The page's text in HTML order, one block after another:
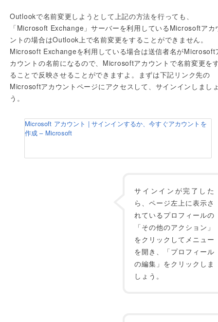
Outlookで名前変更しようとして上記の方法を行っても、
「Microsoft Exchange」サーバーを利用しているMicrosoftアカ
ントの場合はOutlook上で名前変更をすることができません。
Microsoft Exchangeを利用している場合は送信者名がMicrosoft
カウントの名前になるので、Microsoftアカウントで名前変更を
ることで反映させることができますよ。まずは下記リンク先の
Microsoftアカウントページにアクセスして、サインインしまし
う。
Microsoft アカウント | サインインするか、今すぐアカウントを
作成 – Microsoft
サインインが完了した
ら、ページ左上に表示さ
れているプロフィールの
「その他のアクション」
をクリックしてメニュー
を開き、「プロフィール
の編集」をクリックしま
しょう。